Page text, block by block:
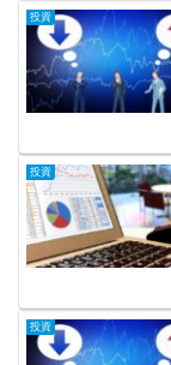
投資
投資
投資